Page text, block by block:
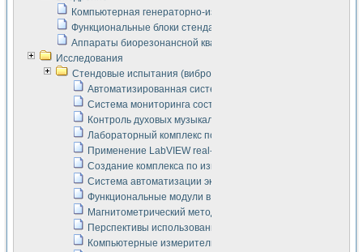
Компьютерная генераторно-измерительная система
Функциональные блоки стенда "Сигнал-USB"
Аппараты биорезонансной квантовой терапии серии СКАН
Исследования
Стендовые испытания (виброакустика, тензометрия и т.п.)
Автоматизированная система измерения параметров
Система мониторинга состояния тяговых
Контроль духовых музыкальных инструментов
Лабораторный комплекс по исследованию элементной
Применение LabVIEW real-time module для
Создание комплекса по измерению скорости подвижного
Система автоматизации экспериментальных
Функциональные модули в стандарте Nl SCXI для
Магнитометрический метод в дефектоскопии сварных
Перспективы использования машинного зрения в
Компьютерные измерительные системы для